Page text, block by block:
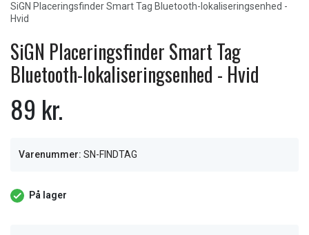
SiGN Placeringsfinder Smart Tag Bluetooth-lokaliseringsenhed -
Hvid
SiGN Placeringsfinder Smart Tag
Bluetooth-lokaliseringsenhed - Hvid
89 kr.
Varenummer: SN-FINDTAG
På lager